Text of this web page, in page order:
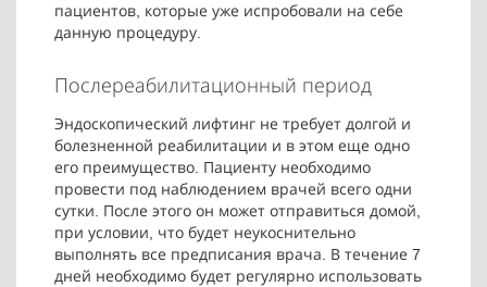
пациентов, которые уже испробовали на себе
данную процедуру.
Послереабилитационный период
Эндоскопический лифтинг не требует долгой и
болезненной реабилитации и в этом еще одно
его преимущество. Пациенту необходимо
провести под наблюдением врачей всего одни
сутки. После этого он может отправиться домой,
при условии, что будет неукоснительно
выполнять все предписания врача. В течение 7
дней необходимо будет регулярно использовать